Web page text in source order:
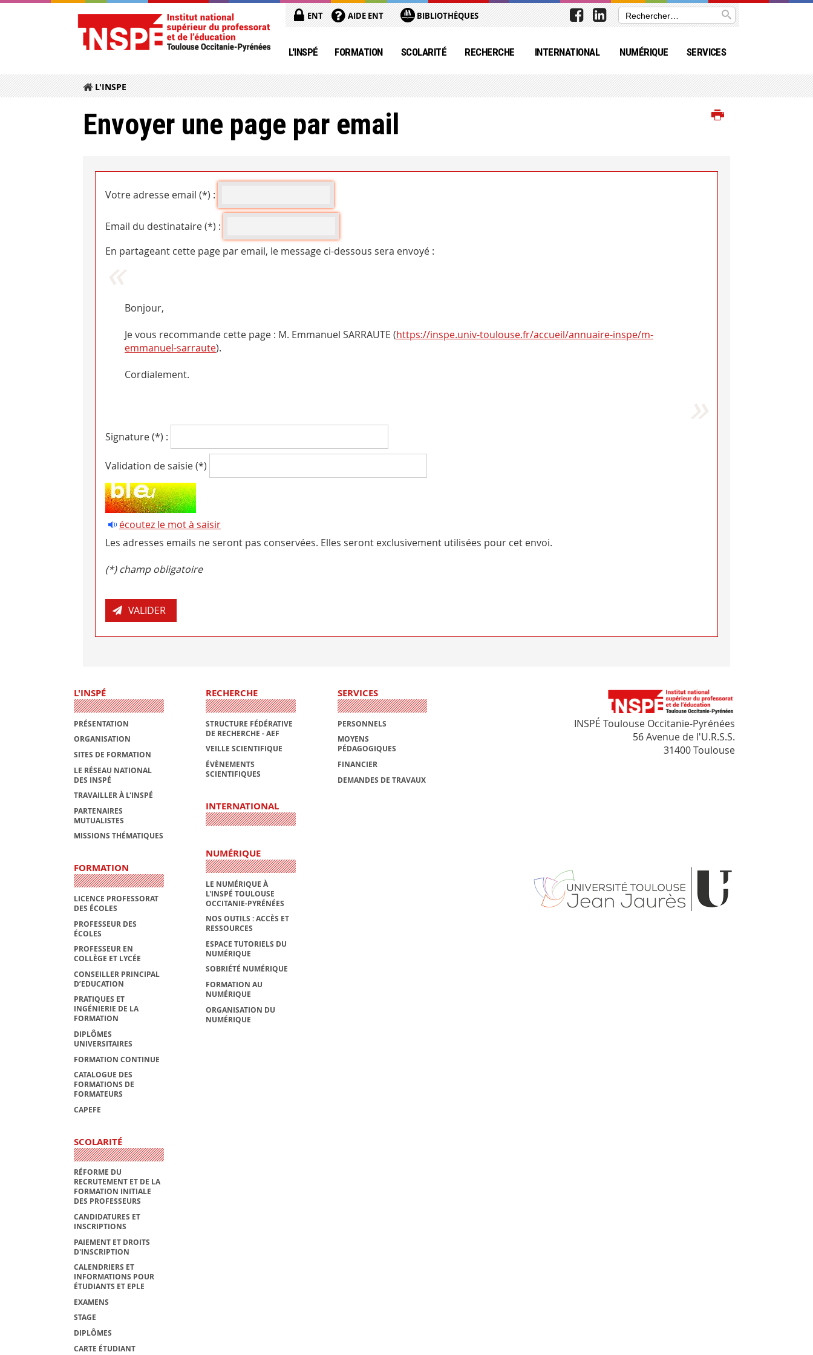
ENT AIDE ENT BIBLIOTHÈQUES
L'INSPÉ FORMATION SCOLARITÉ RECHERCHE INTERNATIONAL NUMÉRIQUE SERVICES
L'INSPE
Envoyer une page par email
Votre adresse email (*) :
Email du destinataire (*) :
En partageant cette page par email, le message ci-dessous sera envoyé :
Bonjour,
Je vous recommande cette page : M. Emmanuel SARRAUTE (https://inspe.univ-toulouse.fr/accueil/annuaire-inspe/m-
emmanuel-sarraute).
Cordialement.
Signature (*) :
Validation de saisie (*)
écoutez le mot à saisir
Les adresses emails ne seront pas conservées. Elles seront exclusivement utilisées pour cet envoi.
(*) champ obligatoire
L'INSPÉ
PRÉSENTATION
ORGANISATION
SITES DE FORMATION
LE RÉSEAU NATIONAL
DES INSPÉ
TRAVAILLER À L'INSPÉ
PARTENAIRES
MUTUALISTES
MISSIONS THÉMATIQUES
FORMATION
LICENCE PROFESSORAT
DES ÉCOLES
PROFESSEUR DES
ÉCOLES
PROFESSEUR EN
COLLÈGE ET LYCÉE
CONSEILLER PRINCIPAL
D’EDUCATION
PRATIQUES ET
INGÉNIERIE DE LA
FORMATION
DIPLÔMES
UNIVERSITAIRES
FORMATION CONTINUE
CATALOGUE DES
FORMATIONS DE
FORMATEURS
CAPEFE
SCOLARITÉ
RÉFORME DU
RECRUTEMENT ET DE LA
FORMATION INITIALE
DES PROFESSEURS
CANDIDATURES ET
INSCRIPTIONS
PAIEMENT ET DROITS
D'INSCRIPTION
CALENDRIERS ET
INFORMATIONS POUR
ÉTUDIANTS ET EPLE
EXAMENS
STAGE
DIPLÔMES
CARTE ÉTUDIANT
RECHERCHE
STRUCTURE FÉDÉRATIVE
DE RECHERCHE - AEF
VEILLE SCIENTIFIQUE
ÉVÈNEMENTS
SCIENTIFIQUES
INTERNATIONAL
NUMÉRIQUE
LE NUMÉRIQUE À
L'INSPÉ TOULOUSE
OCCITANIE-PYRÉNÉES
NOS OUTILS : ACCÈS ET
RESSOURCES
ESPACE TUTORIELS DU
NUMÉRIQUE
SOBRIÉTÉ NUMÉRIQUE
FORMATION AU
NUMÉRIQUE
ORGANISATION DU
NUMÉRIQUE
SERVICES
PERSONNELS
MOYENS
PÉDAGOGIQUES
FINANCIER
DEMANDES DE TRAVAUX
INSPÉ Toulouse Occitanie-Pyrénées
56 Avenue de l'U.R.S.S.
31400 Toulouse